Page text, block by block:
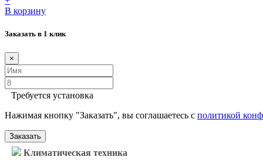
В корзину
Заказать в 1 клик
×
Требуется установка
Нажимая кнопку "Заказать", вы соглашаетесь с политикой
Заказать
Климатическая техника